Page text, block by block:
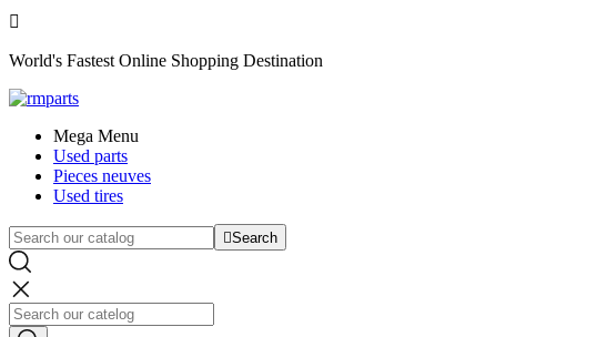

World's Fastest Online Shopping Destination
Mega Menu
Used parts
Pieces neuves
Used tires
Search